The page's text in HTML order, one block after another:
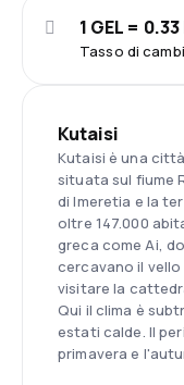
Tasso di
1 GEL = 0.33
Kutaisi
Kutaisi è una
situata sul fiume
di Imeretia e la
oltre 147.000
greca come Ai,
cercavano il vello
visitare la
Qui il clima è
estati calde. Il
primavera e